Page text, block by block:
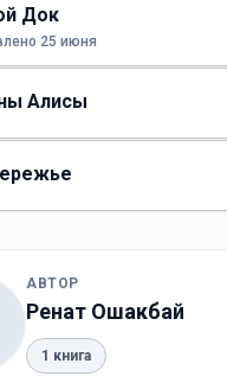
Док
25 июня
Алисы
АВТОР
Ренат Ошакбай
1 книга